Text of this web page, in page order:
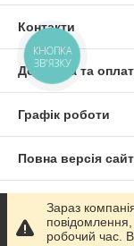
Контакти
Доставка та
Графік роботи
Повна версія
Сайт створено
Зараз
повідомлення,
робочий час.
КНОПКА
ЗВ'ЯЗКУ